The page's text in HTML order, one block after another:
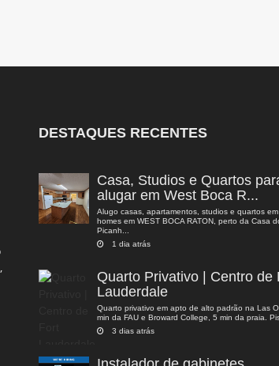
DESTAQUES RECENTES
Casa, Studios e Quartos
alugar em West Boca R...
Alugo casas, apartamentos, studios e quartos em
homes em WEST BOCA RATON, perto da Casa
Picanh...
1 dia atrás
Quarto Privativo | Centro de
Lauderdale
Quarto privativo em apto de alto padrão na Las
min da FAU e Broward College, 5 min da praia.
3 dias atrás